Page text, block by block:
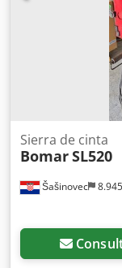
Šašinovec
Sierra de cinta
BomarSL520